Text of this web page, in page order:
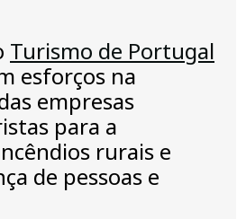
Turismo de Portugal
esforços na
empresas
para a
rurais e
de pessoas e